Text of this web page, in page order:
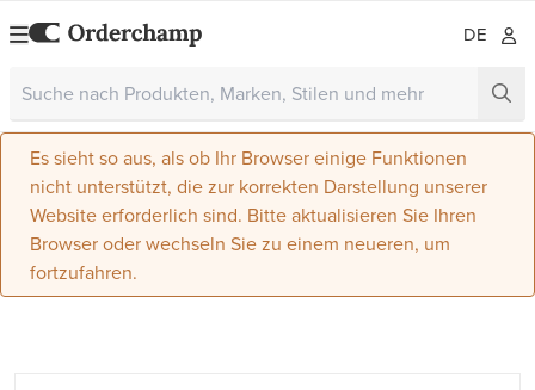
DE
Es sieht so aus, als ob Ihr Browser einige Funktionen
nicht unterstützt, die zur korrekten Darstellung unserer
Website erforderlich sind. Bitte aktualisieren Sie Ihren
Browser oder wechseln Sie zu einem neueren, um
fortzufahren.